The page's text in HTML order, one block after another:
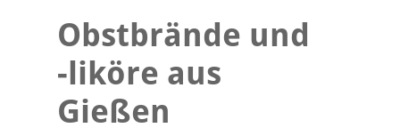
Obstbrände und
-liköre aus
Gießen